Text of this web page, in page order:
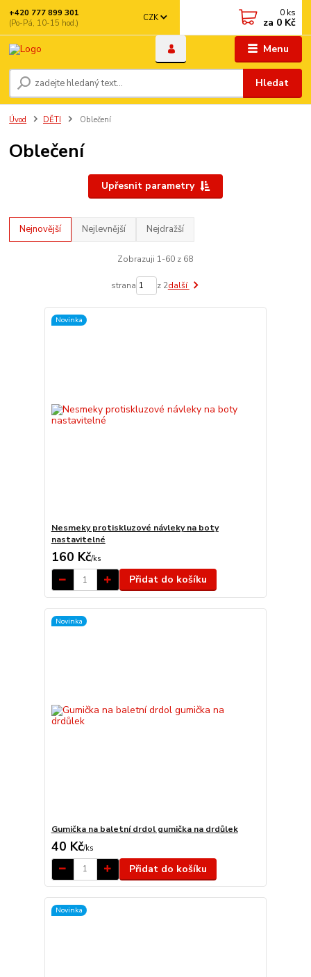
Menu
CZK
Hledat
+420 777 899 301
(Po-Pá, 10-15 hod.)
0 ks
za 0 Kč
Úvod DĚTI Oblečení
Oblečení
Upřesnit parametry
Nejnovější Nejlevnější Nejdražší
Zobrazuji 1-60 z 68
strana z 2další
Novinka
Nesmeky protiskluzové návleky na boty
nastavitelné
160 Kč/ks
Přidat do košíku
Novinka
Gumička na baletní drdol gumička na drdůlek
40 Kč/ks
Přidat do košíku
Novinka